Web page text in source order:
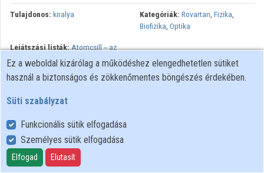
Tulajdonos: kiralya Kategóriák: Rovartan, Fizika,
Biofizika, Optika
Lejátszási listák:Atomcsill -- az
Atomoktól a Csillagokig,2012-
de ezeket kísérletileg még nem ellenőrizték. Terepkísérletekben
kimutattuk, hogy a vérszívásukkal veszélyes betegségek
kórokozóit terjesztő böglyök részben a szőrzetről visszavert
fény polarizációja alapján keresnek gazdaállatot, s vonzódnak a
lineárisan poláros fényhez. Fölfedeztük, hogy minél keskenyebbek
Ez a weboldal kizárólag a működéshez elengedhetetlen sütiket
használ a biztonságos és zökkenőmentes böngészés érdekében.
Süti szabályzat
Funkcionális sütik elfogadása
Személyes sütik elfogadása
Elfogad Elutasít